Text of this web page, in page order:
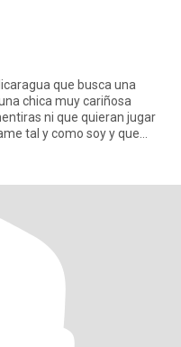
que busca una
chica muy cariñosa
ni que quieran jugar
tal y como soy y que